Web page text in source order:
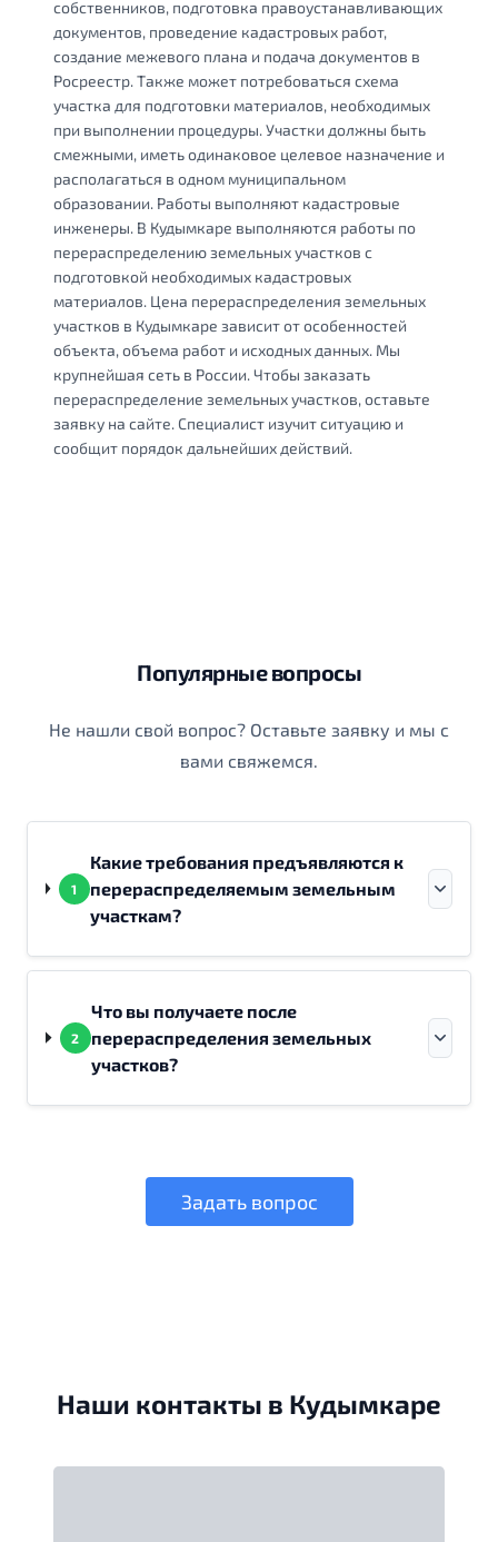
собственников, подготовка правоустанавливающих
документов, проведение кадастровых работ,
создание межевого плана и подача документов в
Росреестр. Также может потребоваться схема
участка для подготовки материалов, необходимых
при выполнении процедуры. Участки должны быть
смежными, иметь одинаковое целевое назначение и
располагаться в одном муниципальном
образовании. Работы выполняют кадастровые
инженеры. В Кудымкаре выполняются работы по
перераспределению земельных участков с
подготовкой необходимых кадастровых
материалов. Цена перераспределения земельных
участков в Кудымкаре зависит от особенностей
объекта, объема работ и исходных данных. Мы
крупнейшая сеть в России. Чтобы заказать
перераспределение земельных участков, оставьте
заявку на сайте. Специалист изучит ситуацию и
сообщит порядок дальнейших действий.
Популярные вопросы
Не нашли свой вопрос? Оставьте заявку и мы с
вами свяжемся.
1
Какие требования предъявляются к
перераспределяемым земельным
участкам?
2
Что вы получаете после
перераспределения земельных
участков?
Задать вопрос
Наши контакты в Кудымкаре